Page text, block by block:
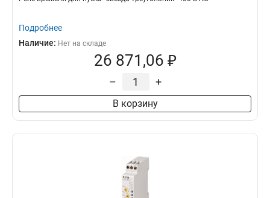
Подробнее
Наличие: Нет на складе
26 871,06 ₽
– +
В корзину